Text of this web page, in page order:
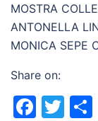
MOSTRA
ANTONELLA
MONICA SEPE
Share on: